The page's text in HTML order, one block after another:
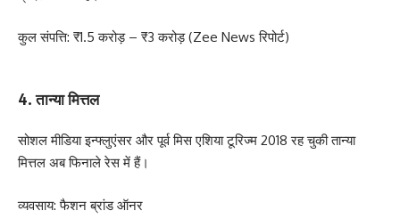
कुल संपत्ति: ₹1.5 करोड़ – ₹3 करोड़ (Zee News रिपोर्ट)
4. तान्या मित्तल
सोशल मीडिया इन्फ्लुएंसर और पूर्व मिस एशिया टूरिज्म 2018 रह चुकी तान्या
मित्तल अब फिनाले रेस में हैं।
व्यवसाय: फैशन ब्रांड ऑनर